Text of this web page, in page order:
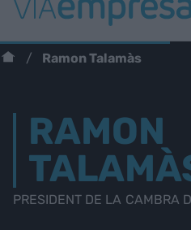
Ramon Talamàs
RAMON
PRESIDENT DE LA CAMBRA